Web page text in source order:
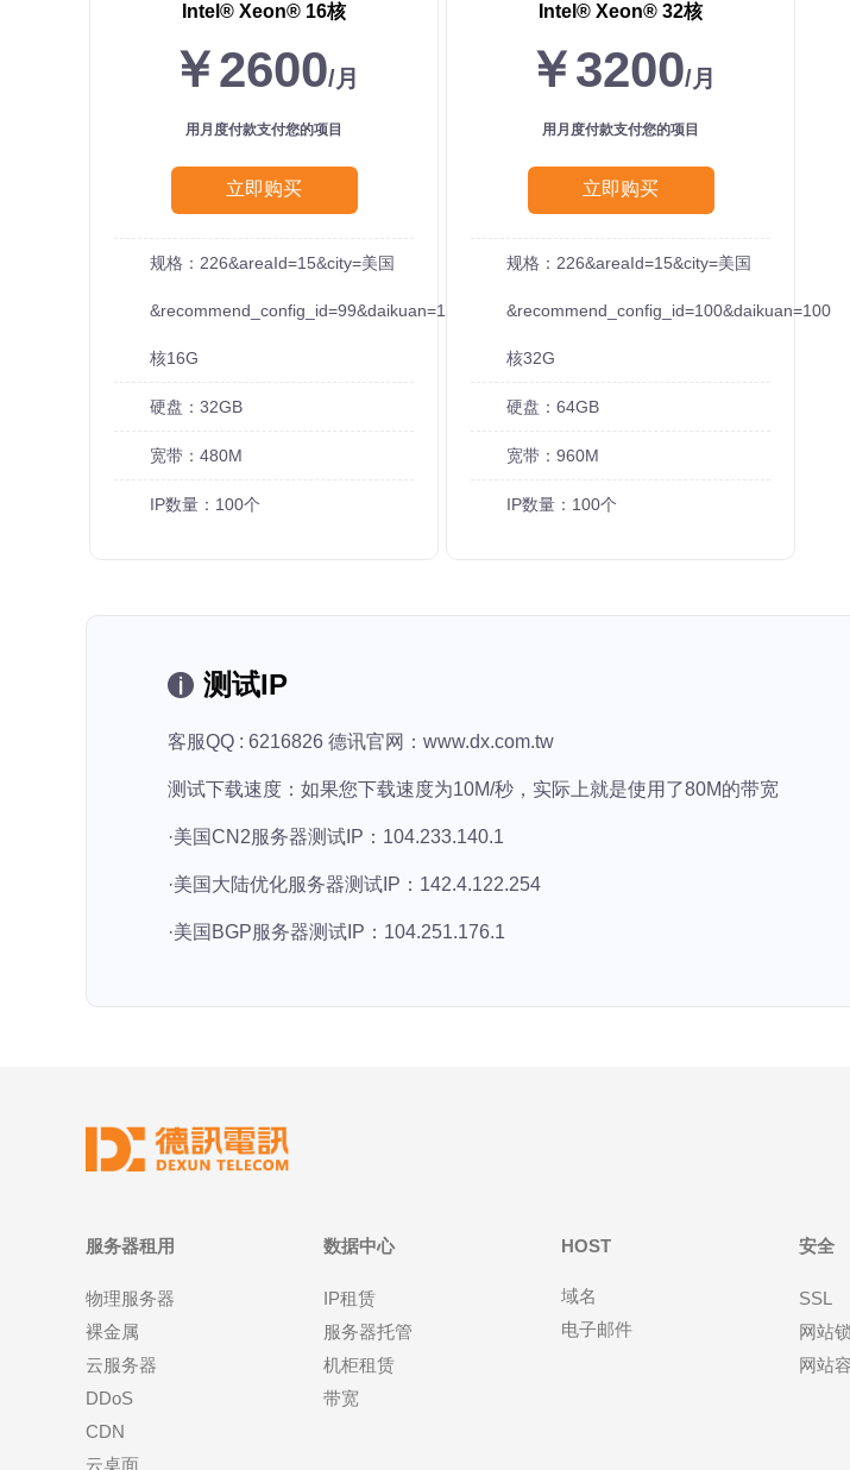
Intel®️ Xeon®️ 16核
￥2600/月
用月度付款支付您的项目
立即购买
规格：226&areaId=15&city=美国
&recommend_config_id=99&daikuan=100
核16G
硬盘：32GB
宽带：480M
IP数量：100个
Intel®️ Xeon®️ 32核
￥3200/月
用月度付款支付您的项目
立即购买
规格：226&areaId=15&city=美国
&recommend_config_id=100&daikuan=100
核32G
硬盘：64GB
宽带：960M
IP数量：100个
测试IP
客服QQ : 6216826 德讯官网：www.dx.com.tw
测试下载速度：如果您下载速度为10M/秒，实际上就是使用了80M的带宽
·美国CN2服务器测试IP：104.233.140.1
·美国大陆优化服务器测试IP：142.4.122.254
·美国BGP服务器测试IP：104.251.176.1
服务器租用
物理服务器
裸金属
云服务器
DDoS
CDN
云桌面
数据中心
IP租赁
服务器托管
机柜租赁
带宽
HOST
域名
电子邮件
安全
SSL
网站锁
网站